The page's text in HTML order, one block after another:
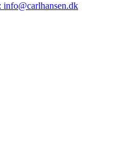
info@carlhansen.dk